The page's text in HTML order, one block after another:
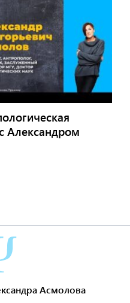
Александром
Асмолова